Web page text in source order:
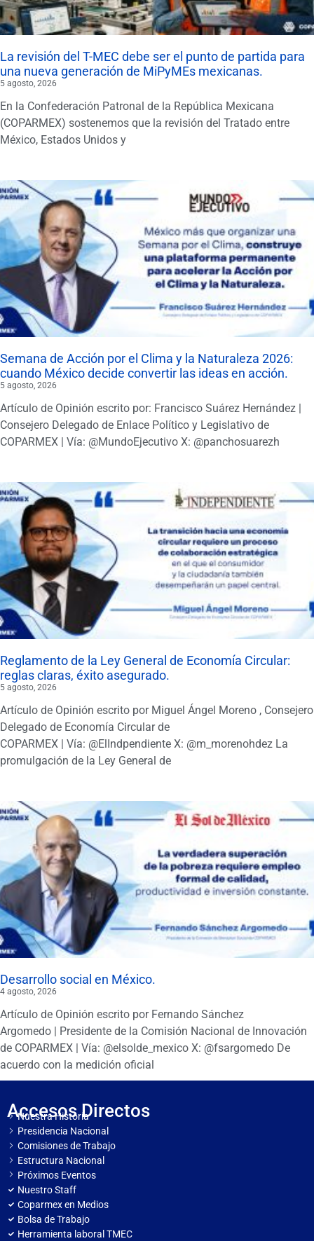
La revisión del T-MEC debe ser el punto de partida para
una nueva generación de MiPyMEs mexicanas.
5 agosto, 2026
En la Confederación Patronal de la República Mexicana
(COPARMEX) sostenemos que la revisión del Tratado entre
México, Estados Unidos y
Semana de Acción por el Clima y la Naturaleza 2026:
cuando México decide convertir las ideas en acción.
5 agosto, 2026
Artículo de Opinión escrito por: Francisco Suárez Hernández |
Consejero Delegado de Enlace Político y Legislativo de
COPARMEX | Vía: @MundoEjecutivo X: @panchosuarezh
Reglamento de la Ley General de Economía Circular:
reglas claras, éxito asegurado.
5 agosto, 2026
Artículo de Opinión escrito por Miguel Ángel Moreno , Consejero
Delegado de Economía Circular de
COPARMEX | Vía: @ElIndpendiente X: @m_morenohdez La
promulgación de la Ley General de
Desarrollo social en México.
4 agosto, 2026
Artículo de Opinión escrito por Fernando Sánchez
Argomedo | Presidente de la Comisión Nacional de Innovación
de COPARMEX | Vía: @elsolde_mexico X: @fsargomedo De
acuerdo con la medición oficial
Accesos Directos
Nuestra Historia
Presidencia Nacional
Comisiones de Trabajo
Estructura Nacional
Próximos Eventos
Nuestro Staff
Coparmex en Medios
Bolsa de Trabajo
Herramienta laboral TMEC